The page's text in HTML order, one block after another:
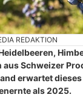
REDAKTION
Schweizer
erwartet
als 2025.